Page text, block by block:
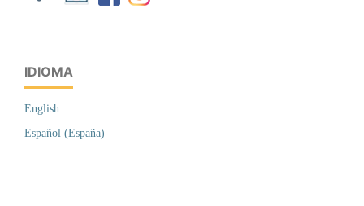
IDIOMA
English
Español (España)